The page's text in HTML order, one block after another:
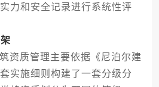
力和安全记录进行系统性评
质管理主要依据《尼泊尔建
实施细则构建了一套分级分